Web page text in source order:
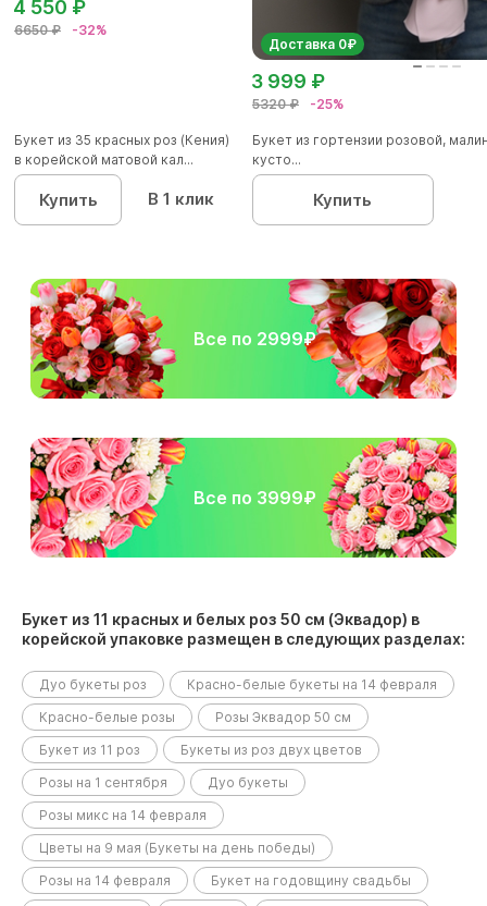
6650 ₽ -32%
4 550 ₽
Букет из 35 красных роз (Кения)
в корейской матовой кал...
Купить В 1 клик
Доставка 0₽
5320 ₽ -25%
3 999 ₽
Букет из гортензии розовой,
кусто...
Купить
Все по 2999₽
Все по 3999₽
Букет из 11 красных и белых роз 50 см (Эквадор) в
корейской упаковке размещен в следующих разделах:
Дуо букеты роз
Красно-белые букеты на 14 февраля
Красно-белые розы
Розы Эквадор 50 см
Букет из 11 роз
Букеты из роз двух цветов
Розы на 1 сентября
Дуо букеты
Розы микс на 14 февраля
Цветы на 9 мая (Букеты на день победы)
Розы на 14 февраля
Букет на годовщину свадьбы